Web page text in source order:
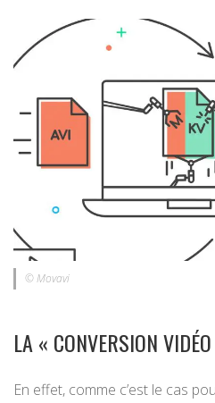
© Movavi
LA « CONVERSION
En effet, comme c’est le cas